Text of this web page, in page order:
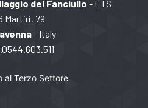
del Fanciullo - ETS
Martiri, 79
- Italy
al Terzo Settore